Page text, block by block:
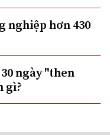
nghiệp hơn 430
ngày "then
gì?